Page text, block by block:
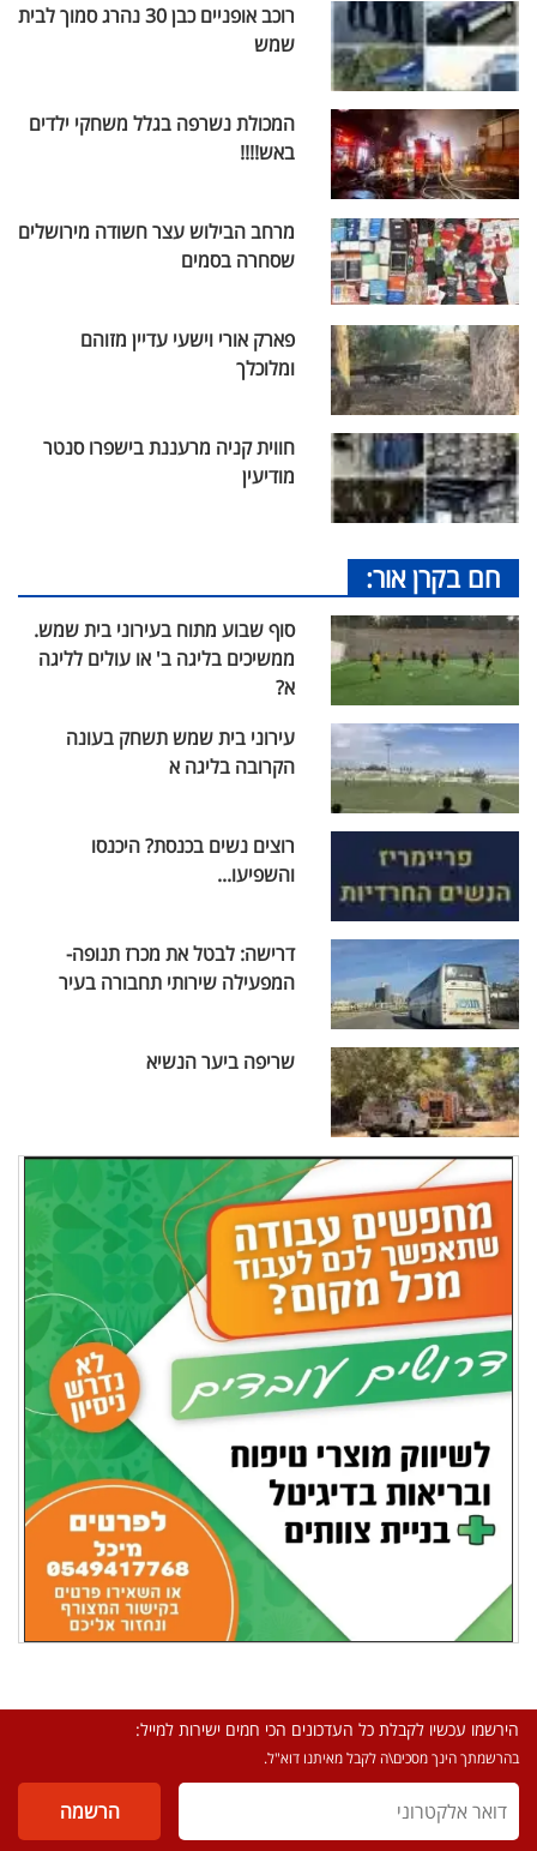
רוכב אופניים כבן 30 נהרג סמוך לבית
שמש
המכולת נשרפה בגלל משחקי ילדים
באש!!!!
מרחב הבילוש עצר חשודה מירושלים
שסחרה בסמים
פארק אורי וישעי עדיין מזוהם
ומלוכלך
חווית קניה מרעננת בישפרו סנטר
מודיעין
חם בקרן אור:
סוף שבוע מתוח בעירוני בית שמש.
ממשיכים בליגה ב' או עולים לליגה
א?
עירוני בית שמש תשחק בעונה
הקרובה בליגה א
רוצים נשים בכנסת? היכנסו
והשפיעו...
דרישה: לבטל את מכרז תנופה-
המפעילה שירותי תחבורה בעיר
שריפה ביער הנשיא
הירשמו עכשיו לקבלת כל העדכונים הכי חמים ישירות למייל:
בהרשמתך הינך מסכים\ה לקבל מאיתנו דוא"ל.